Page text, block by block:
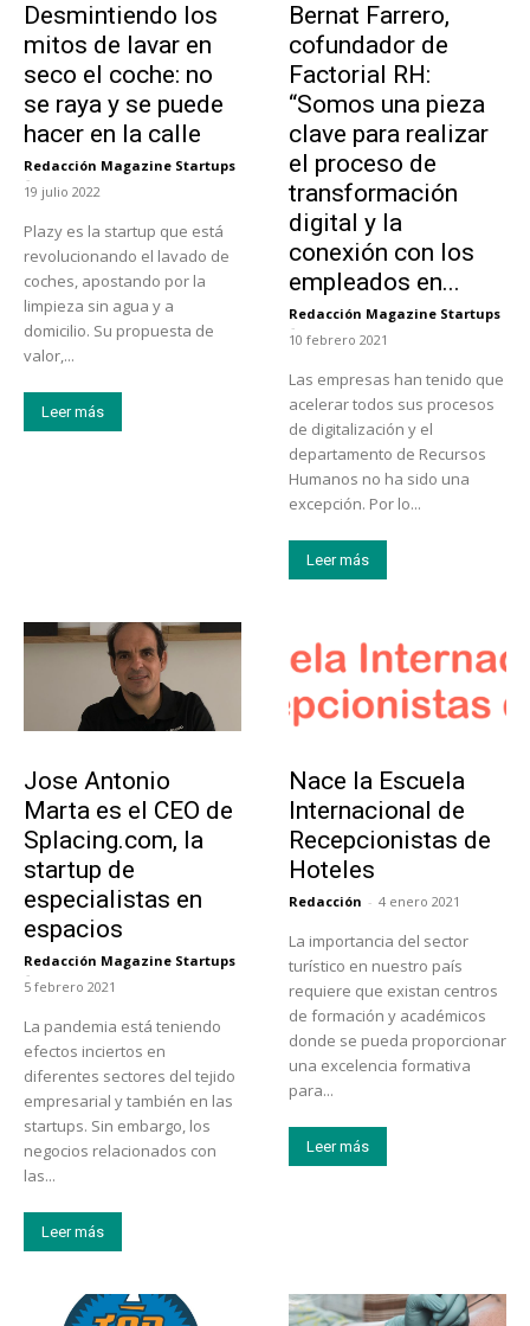
Desmintiendo los
mitos de lavar en
seco el coche: no
se raya y se puede
hacer en la calle
Redacción Magazine Startups
-
19 julio 2022
Plazy es la startup que está
revolucionando el lavado de
coches, apostando por la
limpieza sin agua y a
domicilio. Su propuesta de
valor,...
Leer más
Bernat Farrero,
cofundador de
Factorial RH:
“Somos una pieza
clave para realizar
el proceso de
transformación
digital y la
conexión con los
empleados en...
Redacción Magazine Startups
-
10 febrero 2021
Las empresas han tenido que
acelerar todos sus procesos
de digitalización y el
departamento de Recursos
Humanos no ha sido una
excepción. Por lo...
Leer más
Jose Antonio
Marta es el CEO de
Splacing.com, la
startup de
especialistas en
espacios
Redacción Magazine Startups
-
5 febrero 2021
La pandemia está teniendo
efectos inciertos en
diferentes sectores del tejido
empresarial y también en las
startups. Sin embargo, los
negocios relacionados con
las...
Leer más
Nace la Escuela
Internacional de
Recepcionistas de
Hoteles
Redacción - 4 enero 2021
La importancia del sector
turístico en nuestro país
requiere que existan centros
de formación y académicos
donde se pueda proporcionar
una excelencia formativa
para...
Leer más